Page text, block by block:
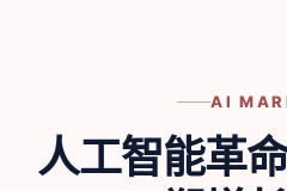
AI
人工智能革